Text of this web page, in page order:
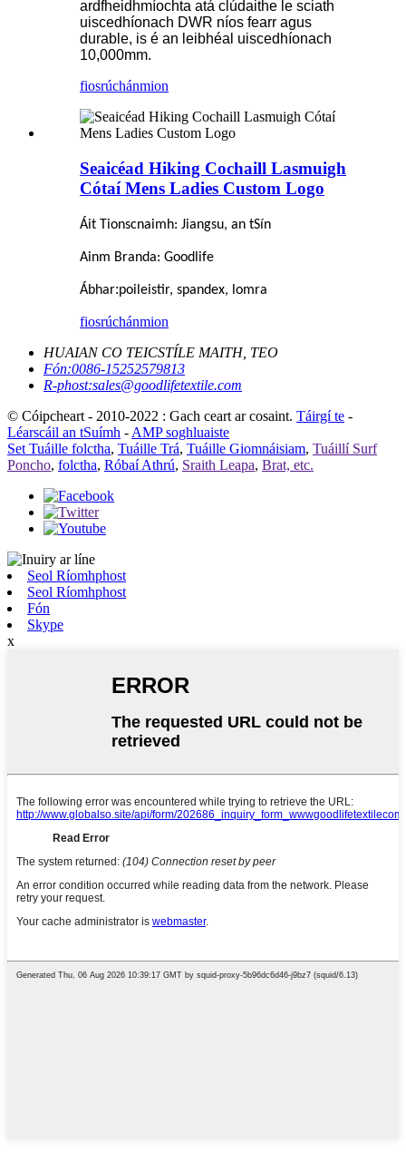
ardfheidhmíochta atá clúdaithe le sciath
uiscedhíonach DWR níos fearr agus
durable, is é an leibhéal uiscedhíonach
10,000mm.
fiosrúchánmion
Seaicéad Hiking Cochaill Lasmuigh
Cótaí Mens Ladies Custom Logo
Áit Tionscnaimh: Jiangsu, an tSín
Ainm Branda: Goodlife
Ábhar:poileistir, spandex, lomra
fiosrúchánmion
HUAIAN CO TEICSTÍLE MAITH, TEO
Fón:0086-15252579813
R-phost:sales@goodlifetextile.com
© Cóipcheart - 2010-2022 : Gach ceart ar cosaint. Táirgí te -
Léarscáil an tSuímh - AMP soghluaiste
Set Tuáille folctha, Tuáille Trá, Tuáille Giomnáisiam, Tuáillí Surf
Poncho, folctha, Róbaí Athrú, Sraith Leapa, Brat, etc.
Seol Ríomhphost
Seol Ríomhphost
Fón
Skype
x